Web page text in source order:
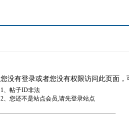
您没有登录或者您没有权限访问此页面
1、帖子ID非法
2、您还不是站点会员,请先登录站点